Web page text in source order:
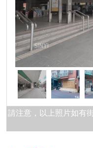
請注意，以上照片如有